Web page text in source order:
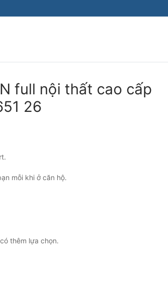
full nội thất cao cấp
26
mỗi khi ở căn hộ.
thêm lựa chọn.